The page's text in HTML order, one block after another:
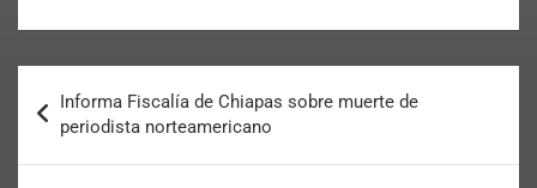
Informa Fiscalía de Chiapas sobre muerte de
periodista norteamericano